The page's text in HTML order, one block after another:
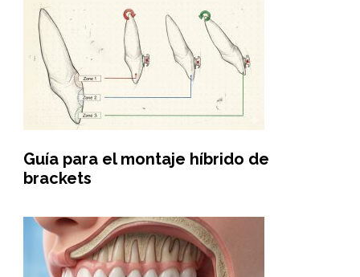
Guía para el montaje híbrido de
brackets